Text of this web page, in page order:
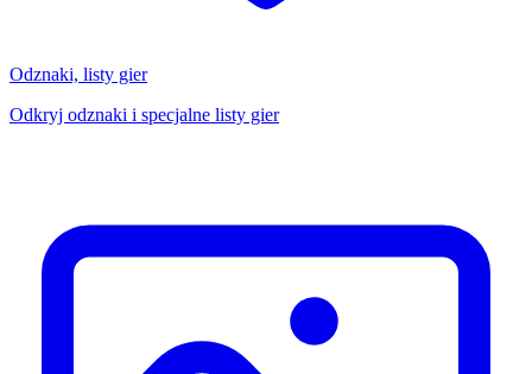
Odznaki, listy gier
Odkryj odznaki i specjalne listy gier